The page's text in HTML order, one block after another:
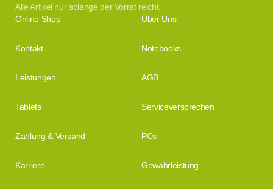
Alle Artikel nur solange der Vorrat reicht.
Online Shop Über Uns
Kontakt Notebooks
Leistungen AGB
Tablets Serviceversprechen
Zahlung & Versand PCs
Karriere Gewährleistung